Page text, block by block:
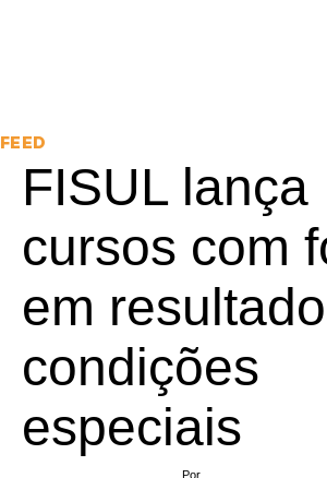
FEED
FISUL lança
cursos com
em
condições
especiais
Por